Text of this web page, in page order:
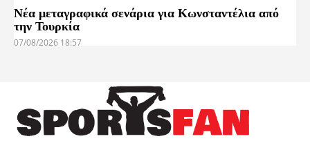
Νέα μεταγραφικά σενάρια για Κωνσταντέλια από
την Τουρκία
07/08/2026 18:57